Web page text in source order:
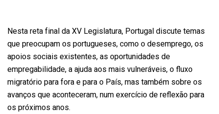
Nesta reta final da XV Legislatura, Portugal discute temas
que preocupam os portugueses, como o desemprego, os
apoios sociais existentes, as oportunidades de
empregabilidade, a ajuda aos mais vulneráveis, o fluxo
migratório para fora e para o País, mas também sobre os
avanços que aconteceram, num exercício de reflexão para
os próximos anos.